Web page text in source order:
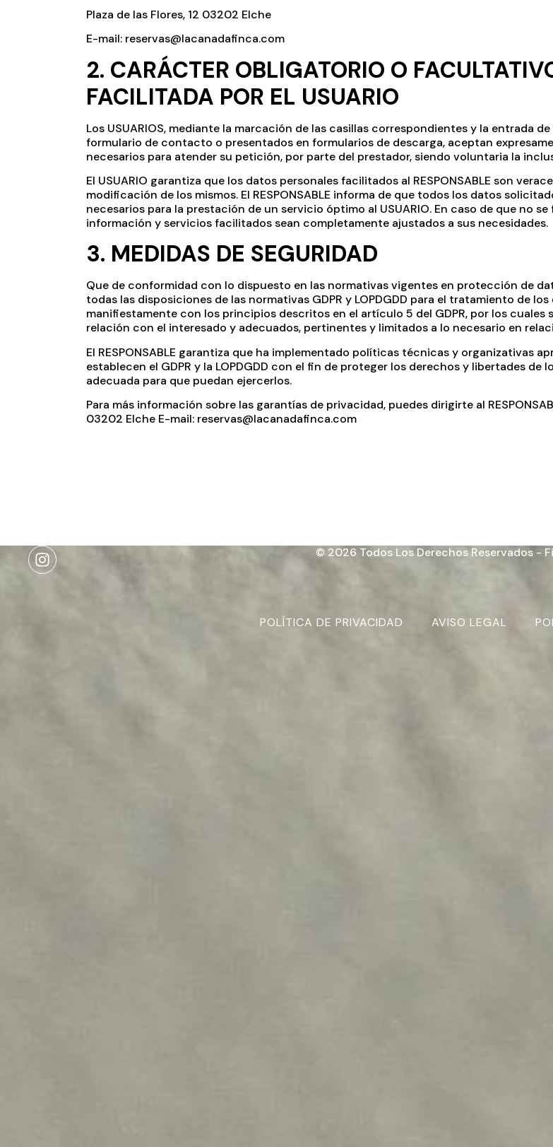
Plaza de las Flores, 12 03202 Elche
E-mail: reservas@lacanadafinca.com
2. CARÁCTER OBLIGATORIO O
FACILITADA POR EL USUARIO
Los USUARIOS, mediante la marcación de las casillas correspondientes y la entrada
formulario de contacto o presentados en formularios de descarga, aceptan
necesarios para atender su petición, por parte del prestador, siendo voluntaria la
El USUARIO garantiza que los datos personales facilitados al RESPONSABLE son
modificación de los mismos. El RESPONSABLE informa de que todos los datos
necesarios para la prestación de un servicio óptimo al USUARIO. En caso de que no
información y servicios facilitados sean completamente ajustados a sus necesidades.
3. MEDIDAS DE SEGURIDAD
Que de conformidad con lo dispuesto en las normativas vigentes en protección de
todas las disposiciones de las normativas GDPR y LOPDGDD para el tratamiento de
manifiestamente con los principios descritos en el artículo 5 del GDPR, por los
relación con el interesado y adecuados, pertinentes y limitados a lo necesario en
El RESPONSABLE garantiza que ha implementado políticas técnicas y organizativas
establecen el GDPR y la LOPDGDD con el fin de proteger los derechos y libertades de
adecuada para que puedan ejercerlos.
Para más información sobre las garantías de privacidad, puedes dirigirte al
03202 Elche E-mail: reservas@lacanadafinca.com
© 2026 Todos Los Derechos Reservados -
POLÍTICA DE PRIVACIDAD AVISO LEGAL